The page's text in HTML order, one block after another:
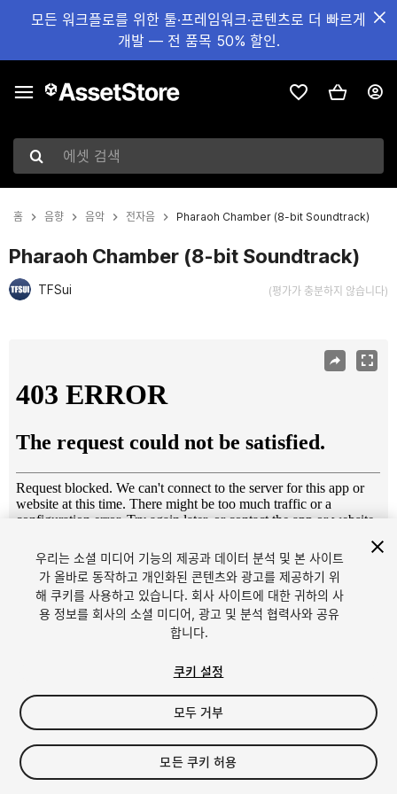
모든 워크플로를 위한 툴·프레임워크·콘텐츠로 더 빠르게
개발 — 전 품목 50% 할인.
에셋 검색
홈 음향 음악 전자음 Pharaoh Chamber (8-bit Soundtrack)
Pharaoh Chamber (8-bit Soundtrack)
TFSui (평가가 충분하지 않습니다)
1/2
$4.99
세금/부가세는 결제 시 반영됩니다.
우리는 소셜 미디어 기능의 제공과 데이터 분석 및 본 사이트
가 올바로 동작하고 개인화된 콘텐츠와 광고를 제공하기 위
해 쿠키를 사용하고 있습니다. 회사 사이트에 대한 귀하의 사
용 정보를 회사의 소셜 미디어, 광고 및 분석 협력사와 공유
합니다.
쿠키 설정
모두 거부
모든 쿠키 허용